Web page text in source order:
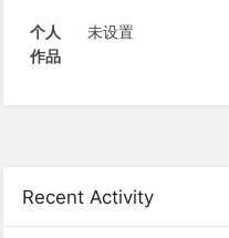
Recent Activity
个人
作品
未设置